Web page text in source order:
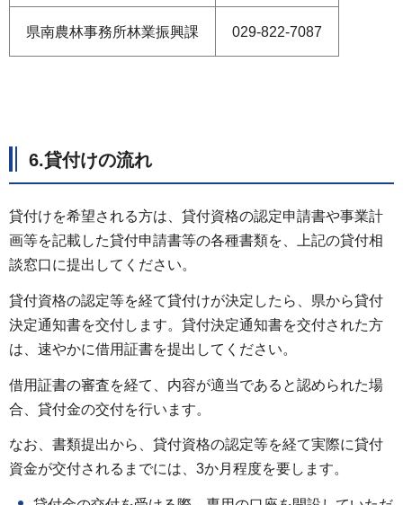
県南農林事務所林業振興課 029-822-7087
6.貸付けの流れ
貸付けを希望される方は、貸付資格の認定申請書や事業計
画等を記載した貸付申請書等の各種書類を、上記の貸付相
談窓口に提出してください。
貸付資格の認定等を経て貸付けが決定したら、県から貸付
決定通知書を交付します。貸付決定通知書を交付された方
は、速やかに借用証書を提出してください。
借用証書の審査を経て、内容が適当であると認められた場
合、貸付金の交付を行います。
なお、書類提出から、貸付資格の認定等を経て実際に貸付
資金が交付されるまでには、3か月程度を要します。